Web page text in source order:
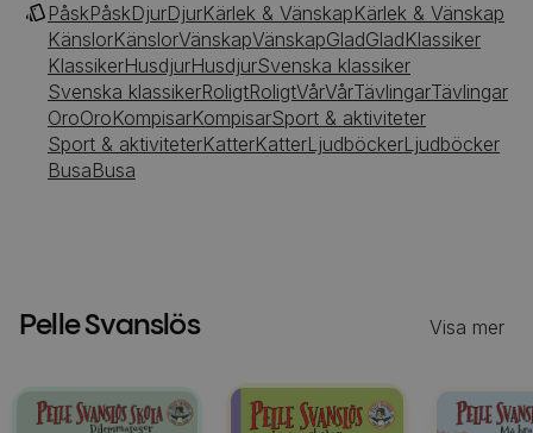
PåskPåskDjurDjurKärlek & VänskapKärlek & Vänskap
KänslorKänslorVänskapVänskapGladGladKlassiker
KlassikerHusdjurHusdjurSvenska klassiker
Svenska klassikerRoligtRoligtVårVårTävlingarTävlingar
OroOroKompisarKompisarSport & aktiviteter
Sport & aktiviteterKatterKatterLjudböckerLjudböcker
BusaBusa
Pelle Svanslös Visa mer